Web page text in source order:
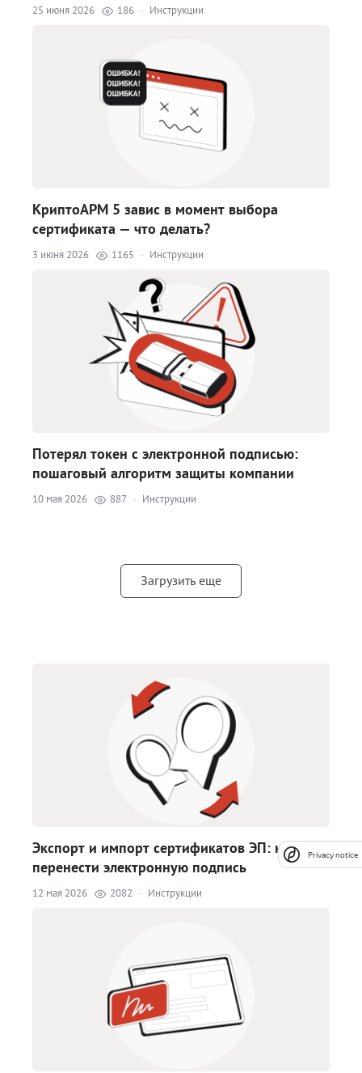
25 июня 2026 186 · Инструкции
КриптоАРМ 5 завис в момент выбора
сертификата — что делать?
3 июня 2026 1165 · Инструкции
Потерял токен с электронной подписью:
пошаговый алгоритм защиты компании
10 мая 2026 887 · Инструкции
Загрузить еще
Экспорт и импорт сертификатов ЭП: как
перенести электронную подпись
12 мая 2026 2082 · Инструкции
Privacy notice